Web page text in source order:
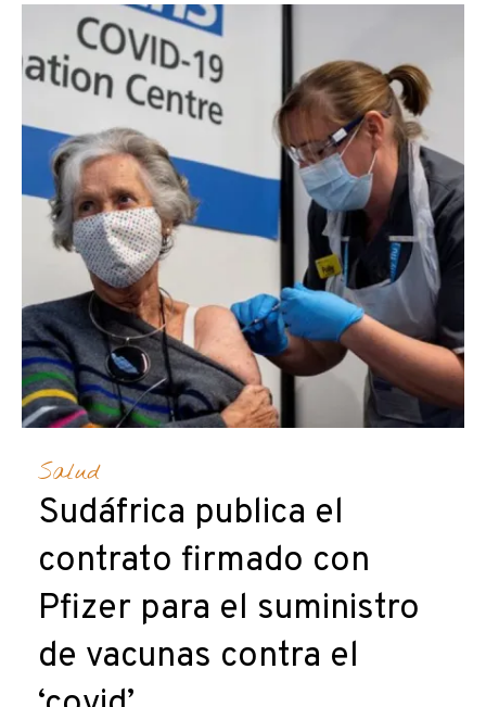
Salud
Sudáfrica publica el
contrato firmado con
Pfizer para el suministro
de vacunas contra el